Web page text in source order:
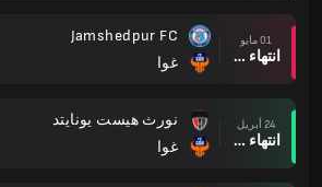
01 مايو
انتهاء وقت المباراة
Jamshedpur FC
غوا
24 أبريل
انتهاء وقت المباراة
نورث هيست يونايتد
غوا